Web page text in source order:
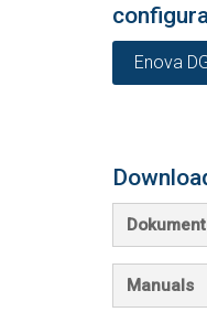
Enova
Manuals